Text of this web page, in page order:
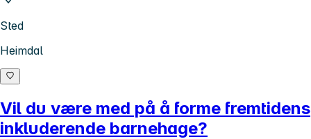
Sted
Heimdal
Vil du være med på å forme fremtidens
inkluderende barnehage?